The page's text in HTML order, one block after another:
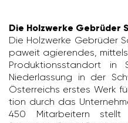
Die Holzwerke Gebrüder
Die Holz­werke Gebrüder
pa­weit agie­rendes,
Produk­ti­ons­standort in
Nieder­las­sung in der
Öster­reichs erstes Werk
tion durch das
450 Mitar­bei­tern stellt